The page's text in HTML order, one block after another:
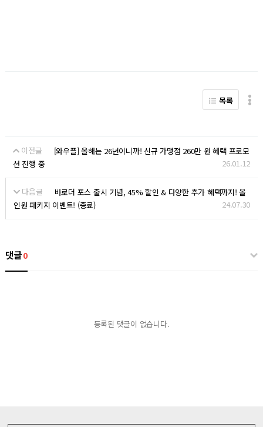
목록
이전글
[와우플] 올해는 26년이니까! 신규 가맹점 260만 원 혜택 프로모
션 진행 중
26.01.12
다음글
바로더 포스 출시 기념, 45% 할인 & 다양한 추가 혜택까지! 올
인원 패키지 이벤트! (종료)
24.07.30
댓글0
등록된 댓글이 없습니다.